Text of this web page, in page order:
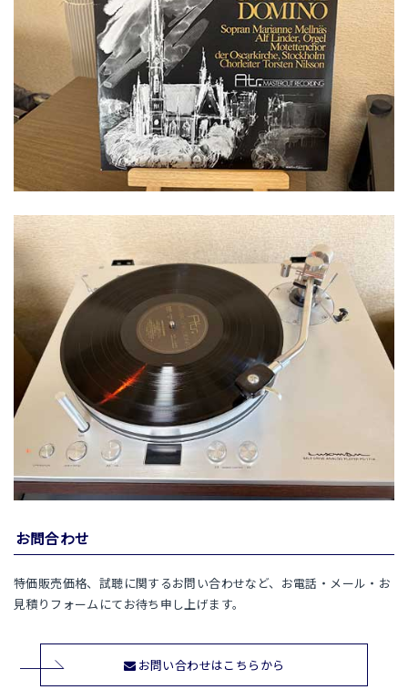
お問合わせ
特価販売価格、試聴に関するお問い合わせなど、お電話・メール・お
見積りフォームにてお待ち申し上げます。
お問い合わせはこちらから